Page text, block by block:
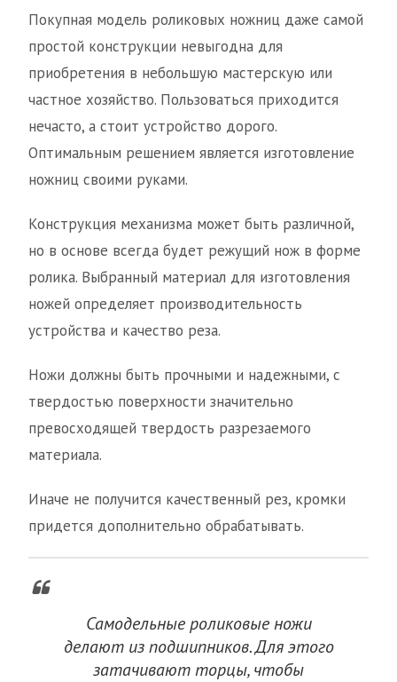
Покупная модель роликовых ножниц даже самой
простой конструкции невыгодна для
приобретения в небольшую мастерскую или
частное хозяйство. Пользоваться приходится
нечасто, а стоит устройство дорого.
Оптимальным решением является изготовление
ножниц своими руками.
Конструкция механизма может быть различной,
но в основе всегда будет режущий нож в форме
ролика. Выбранный материал для изготовления
ножей определяет производительность
устройства и качество реза.
Ножи должны быть прочными и надежными, с
твердостью поверхности значительно
превосходящей твердость разрезаемого
материала.
Иначе не получится качественный рез, кромки
придется дополнительно обрабатывать.
Самодельные роликовые ножи
делают из подшипников. Для этого
затачивают торцы, чтобы